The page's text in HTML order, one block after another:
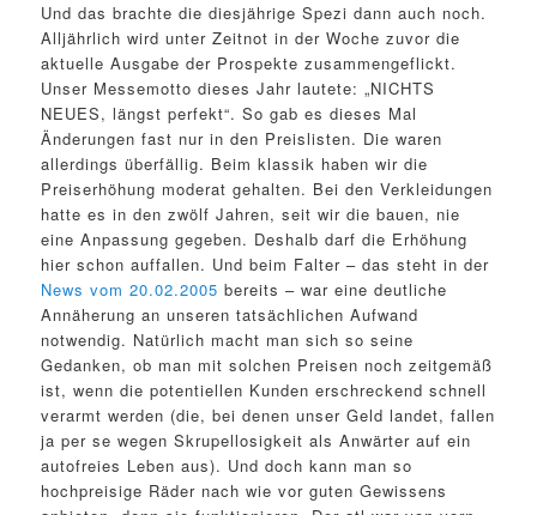
Und das brachte die diesjährige Spezi dann auch noch.
Alljährlich wird unter Zeitnot in der Woche zuvor die
aktuelle Ausgabe der Prospekte zusammengeflickt.
Unser Messemotto dieses Jahr lautete: „NICHTS
NEUES, längst perfekt“. So gab es dieses Mal
Änderungen fast nur in den Preislisten. Die waren
allerdings überfällig. Beim klassik haben wir die
Preiserhöhung moderat gehalten. Bei den Verkleidungen
hatte es in den zwölf Jahren, seit wir die bauen, nie
eine Anpassung gegeben. Deshalb darf die Erhöhung
hier schon auffallen. Und beim Falter – das steht in der
News vom 20.02.2005 bereits – war eine deutliche
Annäherung an unseren tatsächlichen Aufwand
notwendig. Natürlich macht man sich so seine
Gedanken, ob man mit solchen Preisen noch zeitgemäß
ist, wenn die potentiellen Kunden erschreckend schnell
verarmt werden (die, bei denen unser Geld landet, fallen
ja per se wegen Skrupellosigkeit als Anwärter auf ein
autofreies Leben aus). Und doch kann man so
hochpreisige Räder nach wie vor guten Gewissens